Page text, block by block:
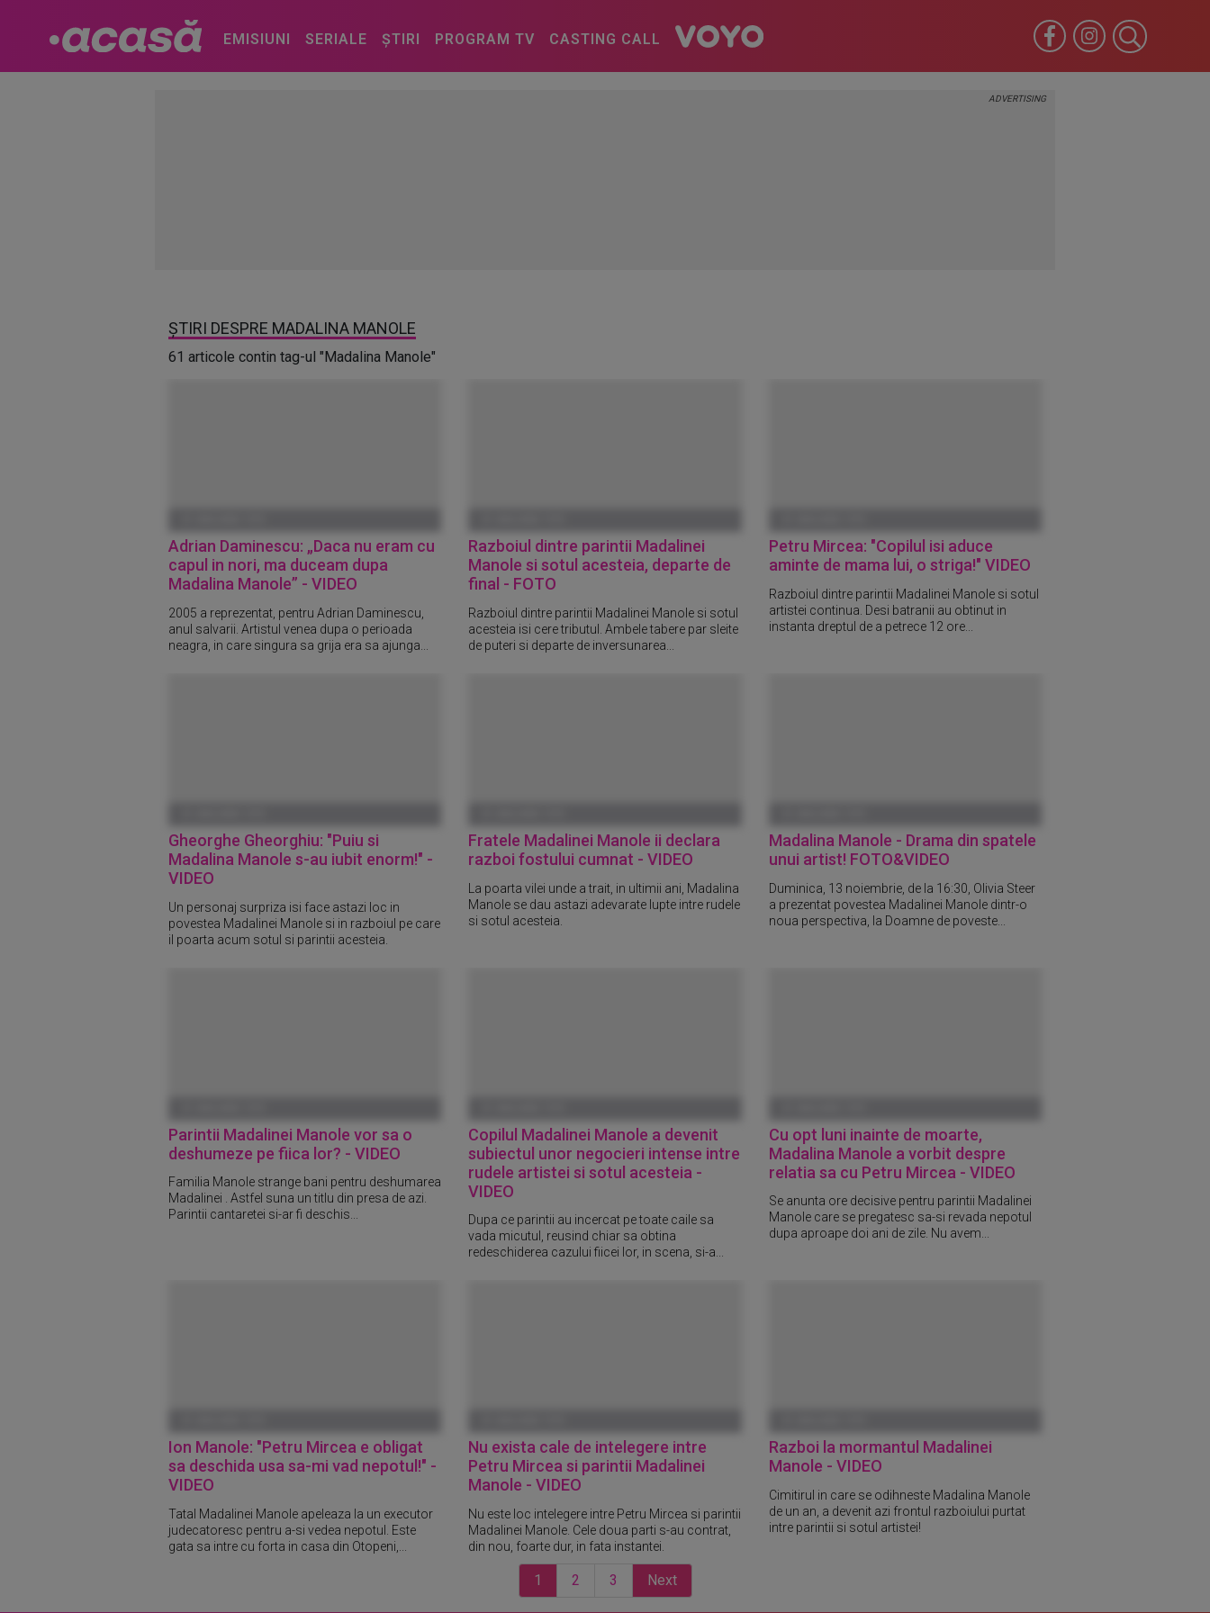
EMISIUNI SERIALE ȘTIRI PROGRAM TV CASTING CALL
ȘTIRI DESPRE MADALINA MANOLE
61 articole contin tag-ul "Madalina Manole"
Adrian Daminescu: „Daca nu eram cu
capul in nori, ma duceam dupa
Madalina Manole” - VIDEO
2005 a reprezentat, pentru Adrian Daminescu,
anul salvarii. Artistul venea dupa o perioada
neagra, in care singura sa grija era sa ajunga...
Razboiul dintre parintii Madalinei
Manole si sotul acesteia, departe de
final - FOTO
Razboiul dintre parintii Madalinei Manole si sotul
acesteia isi cere tributul. Ambele tabere par sleite
de puteri si departe de inversunarea...
Petru Mircea: "Copilul isi aduce
aminte de mama lui, o striga!" VIDEO
Razboiul dintre parintii Madalinei Manole si sotul
artistei continua. Desi batranii au obtinut in
instanta dreptul de a petrece 12 ore...
Gheorghe Gheorghiu: "Puiu si
Madalina Manole s-au iubit enorm!" -
VIDEO
Un personaj surpriza isi face astazi loc in
povestea Madalinei Manole si in razboiul pe care
il poarta acum sotul si parintii acesteia.
Fratele Madalinei Manole ii declara
razboi fostului cumnat - VIDEO
La poarta vilei unde a trait, in ultimii ani, Madalina
Manole se dau astazi adevarate lupte intre rudele
si sotul acesteia.
Madalina Manole - Drama din spatele
unui artist! FOTO&VIDEO
Duminica, 13 noiembrie, de la 16:30, Olivia Steer
a prezentat povestea Madalinei Manole dintr-o
noua perspectiva, la Doamne de poveste...
Parintii Madalinei Manole vor sa o
deshumeze pe fiica lor? - VIDEO
Familia Manole strange bani pentru deshumarea
Madalinei . Astfel suna un titlu din presa de azi.
Parintii cantaretei si-ar fi deschis...
Copilul Madalinei Manole a devenit
subiectul unor negocieri intense intre
rudele artistei si sotul acesteia -
VIDEO
Dupa ce parintii au incercat pe toate caile sa
vada micutul, reusind chiar sa obtina
redeschiderea cazului fiicei lor, in scena, si-a...
Cu opt luni inainte de moarte,
Madalina Manole a vorbit despre
relatia sa cu Petru Mircea - VIDEO
Se anunta ore decisive pentru parintii Madalinei
Manole care se pregatesc sa-si revada nepotul
dupa aproape doi ani de zile. Nu avem...
Ion Manole: "Petru Mircea e obligat
sa deschida usa sa-mi vad nepotul!" -
VIDEO
Tatal Madalinei Manole apeleaza la un executor
judecatoresc pentru a-si vedea nepotul. Este
gata sa intre cu forta in casa din Otopeni,...
Nu exista cale de intelegere intre
Petru Mircea si parintii Madalinei
Manole - VIDEO
Nu este loc intelegere intre Petru Mircea si parintii
Madalinei Manole. Cele doua parti s-au contrat,
din nou, foarte dur, in fata instantei.
Razboi la mormantul Madalinei
Manole - VIDEO
Cimitirul in care se odihneste Madalina Manole
de un an, a devenit azi frontul razboiului purtat
intre parintii si sotul artistei!
1 2 3 Next